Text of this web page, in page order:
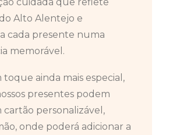
Alto Alentejo e
cada presente numa
memorável.
toque ainda mais especial,
presentes podem
personalizável,
onde poderá adicionar a